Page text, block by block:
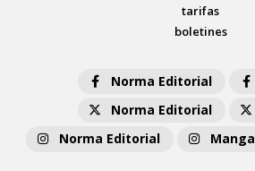
tarifas
boletines
Norma Editorial
Norma Editorial
Norma Editorial
Manga